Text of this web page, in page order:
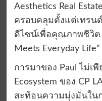
Aesthetics Real
ครอบคลุมตั้งแต่เทรน
ดีไซน์เพื่อคุณภาพชีวิต
Meets Everyday Life”
การมาของ Paul ไม่เ
Ecosystem ของ CP
สะท้อนความมุ่งมั่นใน